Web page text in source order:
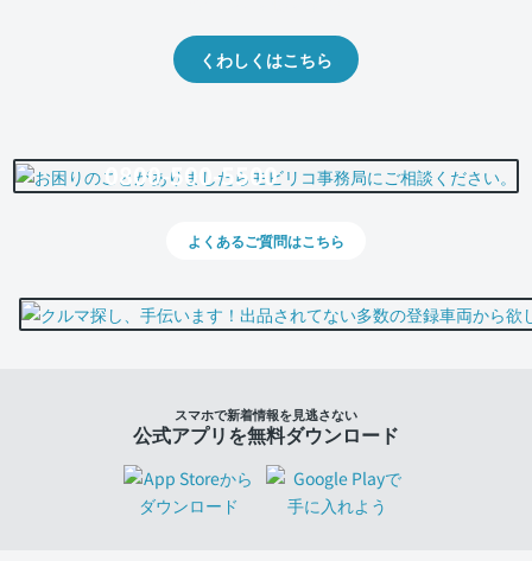
くわしくはこちら
0800-500-5500
よくあるご質問はこちら
スマホで新着情報を見逃さない
公式アプリを無料ダウンロード